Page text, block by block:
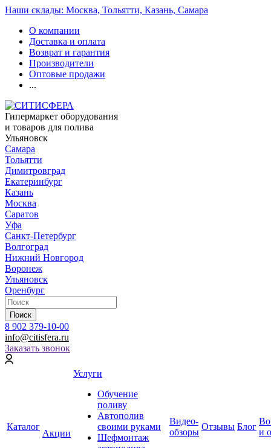
Наши склады: Москва, Тольятти, Казань, Самара
О компании
Доставка и оплата
Возврат и гарантия
Производители
Оптовые продажи
...
Гипермаркет оборудования
и товаров для полива
Ульяновск
Самара
Тольятти
Димитровград
Екатеринбург
Казань
Москва
Саратов
Уфа
Санкт-Петербург
Волгоград
Нижний Новгород
Воронеж
Ульяновск
Оренбург
Поиск
8 902 379-10-00
info@citisfera.ru
Заказать звонок
Каталог
Акции
Услуги
Обучение
поливу
Автополив
своими руками
Шефмонтаж
Видео-
обзоры
Отзывы Блог
и